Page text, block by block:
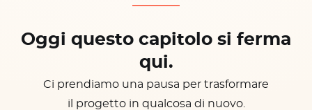
Oggi questo capitolo si ferma
qui.
Ci prendiamo una pausa per trasformare
il progetto in qualcosa di nuovo.